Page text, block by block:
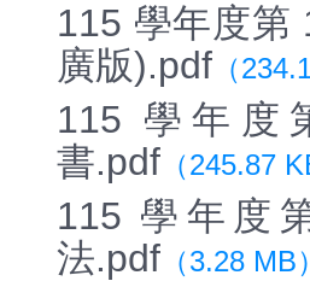
115 學年度第
廣版).pdf （
115 學年
書.pdf （245.87
115 學年度
法.pdf （3.28 MB